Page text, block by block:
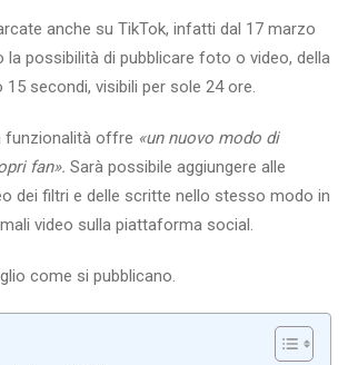
anche su TikTok, infatti dal 17 marzo
la possibilità di pubblicare foto o video, della
secondi, visibili per sole 24 ore.
funzionalità offre «un nuovo modo di
fan». Sarà possibile aggiungere alle
dei filtri e delle scritte nello stesso modo in
video sulla piattaforma social.
come si pubblicano.